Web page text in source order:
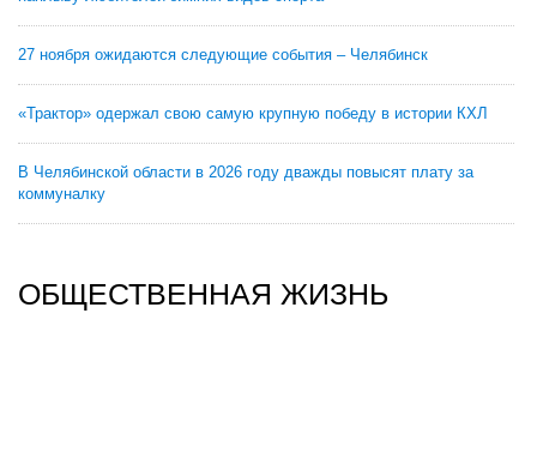
27 ноября ожидаются следующие события – Челябинск
«Трактор» одержал свою самую крупную победу в истории КХЛ
В Челябинской области в 2026 году дважды повысят плату за
коммуналку
ОБЩЕСТВЕННАЯ ЖИЗНЬ